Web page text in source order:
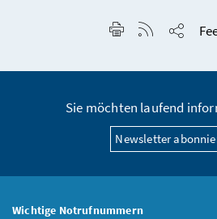
Seite drucken
RSS-Feed
Sie möchten laufend
Newsletter
Wichtige Notrufnummern